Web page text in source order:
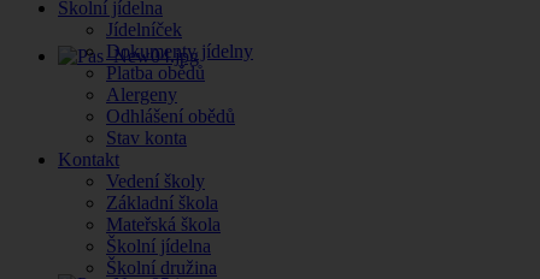
Školní jídelna
Jídelníček
Dokumenty jídelny
Platba obědů
Alergeny
Odhlášení obědů
Stav konta
Kontakt
Vedení školy
Základní škola
Mateřská škola
Školní jídelna
Školní družina